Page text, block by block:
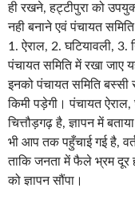
ही रखने, हट्टीपुरा को
नही बनाने एवं पंचायत
1. ऐराल, 2. घटियावली, 3.
पंचायत समिति में रखा जाए
इनको पंचायत समिति
किमी पड़ेगी। पंचायत
चित्तौड़गढ़ है, ज्ञापन में
भी आप तक पहुँचाई गई है,
ताकि जनता में फैले भ्रम दूर
को ज्ञापन सौंपा।